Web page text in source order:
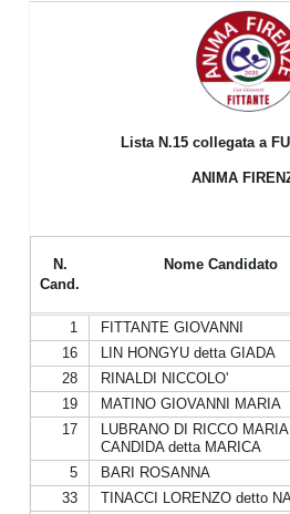
Lista N.15 collegata a
ANIMA
N.
Cand.
Nome Candidato
1 FITTANTE GIOVANNI
16
LIN HONGYU detta GIADA
28
RINALDI NICCOLO'
19
MATINO GIOVANNI MARIA
17
LUBRANO DI RICCO MARIA
CANDIDA detta MARICA
5 BARI ROSANNA
33
TINACCI LORENZO detto